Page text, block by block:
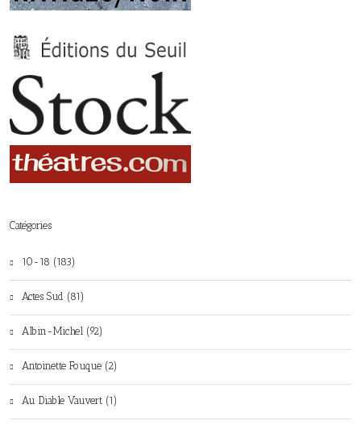
Catégories
10-18 (183)
Actes Sud (81)
Albin-Michel (92)
Antoinette Fouque (2)
Au Diable Vauvert (1)